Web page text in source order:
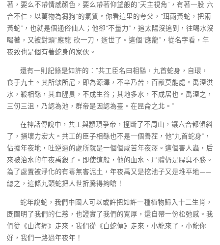
著，要么不帶情感顏色，要么帶著仰望般的“天主視角”，有著一股“六
合不仁，以萬物為芻狗”的氣質。你看這里的夸父，“珥兩黃蛇，把兩
黃蛇”，也就是個通俗仙人；他卻“不量力”，追太陽沒追到，往喝水沒
喝著，又被對頭“應龍”砍一刀，逝世了。這個“應龍”，從名字看，年
夜致也是個有著蛇身的家伙。
還有一則記錄是如許的：“共工臣名曰相繇，九首蛇身，自環，
食于九土。其所歍所尼，即為源澤，不辛乃苦，百獸莫能處。禹湮洪
水，殺相繇，其血腥臭，不成生谷；其地多水，不成居也。禹湮之，
三仞三沮，乃認為池，群帝是因認為臺。在昆侖之北。”
在神話傳說中，共工與顓頊爭帝，撞斷了不周山，讓六合都傾斜
了，損壞力宏大。共工的臣子相繇也不是一個善茬，他“九首蛇身”，
佔據年夜地，吐逆過的處所就是一個個咸苦年夜澤。這個害人蟲，后
來被治水的年夜禹殺了。即使這般，他的血水、尸體仍是腥臭不勝。
為了處置被淨化的有毒無害泥土，年夜禹又是挖池子又是堆平地——
總之，這條九頭蛇把人世折騰得夠嗆！
蛇年說蛇，我們中國人可以或許把如許一種植物歸入十二生肖，
既闡明了我們的仁慈，也證實了我們的寬厚，還自帶一份松弛感。我
們從《山海經》走來，我們從《白蛇傳》走來，小龍來了，小龍你
好，我們一路過年夜年！